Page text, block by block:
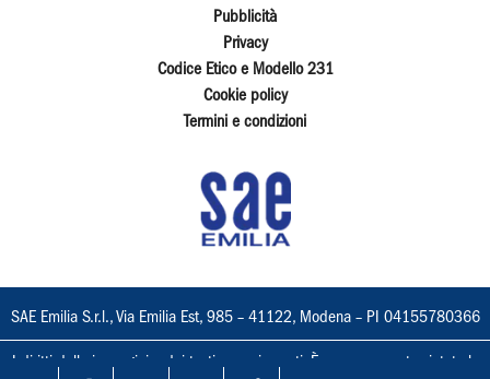
Pubblicità
Privacy
Codice Etico e Modello 231
Cookie policy
Termini e condizioni
SAE Emilia S.r.l., Via Emilia Est, 985 – 41122, Modena – PI 04155780366
I diritti delle immagini e dei testi sono riservati. È espressamente vietata la